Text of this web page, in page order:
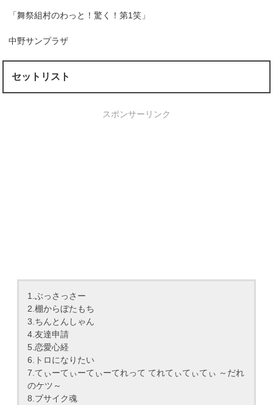
「舞祭組村のわっと！驚く！第1笑」
中野サンプラザ
セットリスト
スポンサーリンク
1.ぶっさっさー
2.棚からぼたもち
3.ちんとんしゃん
4.友達申請
5.恋愛心経
6.トロになりたい
7.てぃーてぃーてぃーてれって てれてぃてぃてぃ ～だれ
のケツ～
8.ブサイク魂